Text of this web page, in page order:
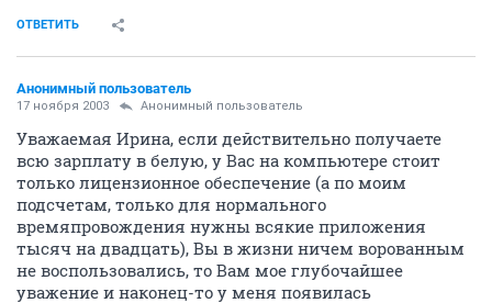
ОТВЕТИТЬ
Анонимный пользователь
17 ноября 2003 Анонимный пользователь
Уважаемая Ирина, если действительно получаете
всю зарплату в белую, у Вас на компьютере стоит
только лицензионное обеспечение (а по моим
подсчетам, только для нормального
времяпровождения нужны всякие приложения
тысяч на двадцать), Вы в жизни ничем ворованным
не воспользовались, то Вам мое глубочайшее
уважение и наконец-то у меня появилась